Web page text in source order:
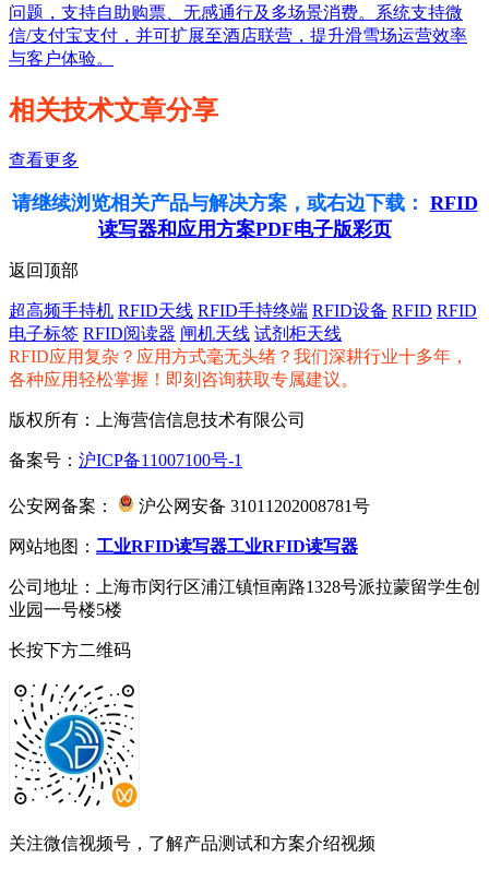
问题，支持自助购票、无感通行及多场景消费。系统支持微
信/支付宝支付，并可扩展至酒店联营，提升滑雪场运营效率
与客户体验。
相关技术文章分享
查看更多
请继续浏览相关产品与解决方案，或右边下载： RFID
读写器和应用方案PDF电子版彩页
返回顶部
超高频手持机 RFID天线 RFID手持终端 RFID设备 RFID RFID
电子标签 RFID阅读器 闸机天线 试剂柜天线
RFID应用复杂？应用方式毫无头绪？我们深耕行业十多年，
各种应用轻松掌握！即刻咨询获取专属建议。
版权所有：上海营信信息技术有限公司
备案号： 沪ICP备11007100号-1
公安网备案： 沪公网安备 31011202008781号
网站地图： 工业RFID读写器工业RFID读写器
公司地址：上海市闵行区浦江镇恒南路1328号派拉蒙留学生创
业园一号楼5楼
长按下方二维码
关注微信视频号，了解产品测试和方案介绍视频